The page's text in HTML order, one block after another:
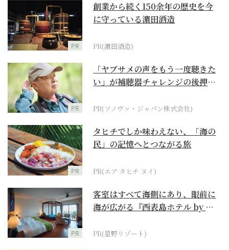
PR
創業から続く150余年の歴史を今
に守っている濵田酒造
PR(濵田酒造)
PR
「ヤブサメの声をもう一度聴きた
い」が補聴器チャレンジの後押し
PR(ソノヴァ・ジャパン株式会社)
PR
タヒチでしか味わえない、「海の
民」の記憶へとつながる旅
PR(エア タヒチ ヌイ)
PR
客室はすべて海側にあり、眼前に
海が広がる『西表島ホテル by 星
PR(星野リゾート)